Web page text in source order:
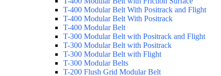
T-400 Modular Belt With Positrack and Flight
T-400 Modular Belt With Positrack
T-400 Modular Belt
T-300 Modular Belt with Positrack and Flight
T-300 Modular Belt with Positrack
T-300 Modular Belt with Flight
T-300 Modular Belts
T-200 Flush Grid Modular Belt